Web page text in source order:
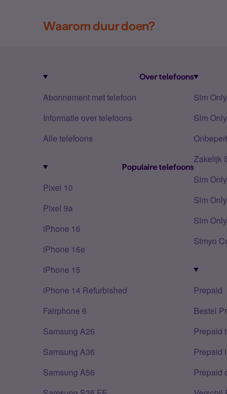
Waarom duur doen?
Over telefoons
Abonnement met telefoon
Informatie over telefoons
Alle telefoons
Populaire telefoons
Pixel 10
Pixel 9a
iPhone 16
iPhone 16e
iPhone 15
iPhone 14 Refurbished
Fairphone 6
Samsung A26
Samsung A36
Samsung A56
Sim Only
Sim
Zakelijk
Sim
Sim
Sim
Simyo
Prepaid
Bestel
Prepaid
Prepaid
Prepaid